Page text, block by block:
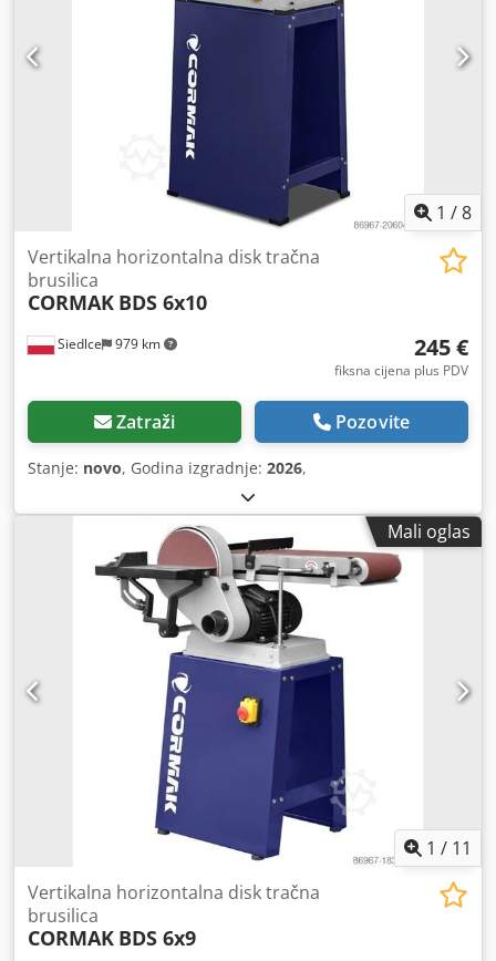
1 /8
Siedlce 979 km
Vertikalna horizontalna disk tračna
brusilica
CORMAK BDS 6x10
245 €
fiksna cijena plus PDV
Zatraži Pozovite
Stanje: novo, Godina izgradnje: 2026,
Mali oglas
1 / 11
Vertikalna horizontalna disk tračna
brusilica
CORMAK BDS 6x9